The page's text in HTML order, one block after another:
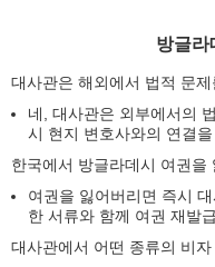
방글라
대사관은 해외에서 법적 문
네, 대사관은 외부에서의
시 현지 변호사와의 연결을
한국에서 방글라데시 여권
여권을 잃어버리면 즉시
한 서류와 함께 여권 재발
대사관에서 어떤 종류의 비